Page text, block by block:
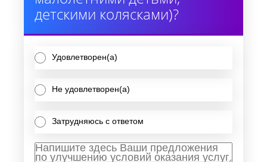
детскими колясками)?
Удовлетворен(а)
Не удовлетворен(а)
Затрудняюсь с ответом